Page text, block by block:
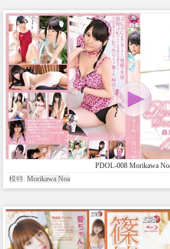
PDOL-008 Morikawa
模特: Morikawa Noa